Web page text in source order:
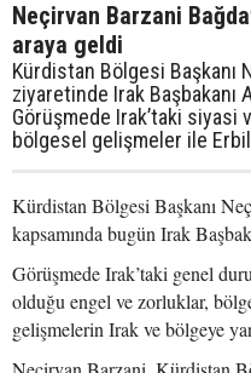
Neçirvan Barzani
araya geldi
Kürdistan Bölgesi Başkanı
ziyaretinde Irak Başbakanı
Görüşmede Irak’taki siyasi
bölgesel gelişmeler ile
Kürdistan Bölgesi Başkanı
kapsamında bugün Irak
Görüşmede Irak’taki genel
olduğu engel ve zorluklar,
gelişmelerin Irak ve bölgeye